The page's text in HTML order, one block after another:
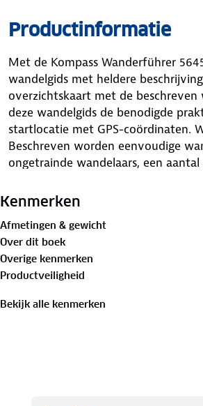
Productinformatie
Met de Kompass Wanderführer
wandelgids met heldere
overzichtskaart met de
deze wandelgids de benodigde
startlocatie met GPS-coördinaten.
Beschreven worden eenvoudige
ongetrainde wandelaars, een
uit de wandelgids heel duidelijk
Kompass wandelgidsen zijn de
via de site van Kompass.
Kenmerken
Afmetingen & gewicht
Over dit boek
Overige kenmerken
Productveiligheid
Bekijk alle kenmerken